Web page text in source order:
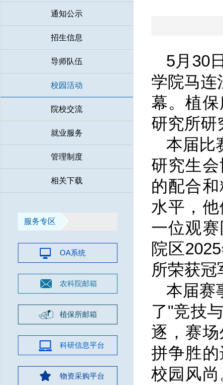
通知公示
招生信息
导师队伍
校园活动
院校交流
就业服务
管理制度
相关下载
服务专区
OA系统
农科院邮箱
植保所邮箱
科研信息平台
物资采购平台
5月30
学院马连
幕。植
研究所研
本届比
研究生
的配合
水平，
一位观
院区
所荣获
本届赛
了"竞技
逐，赛
拼争胜
校园风